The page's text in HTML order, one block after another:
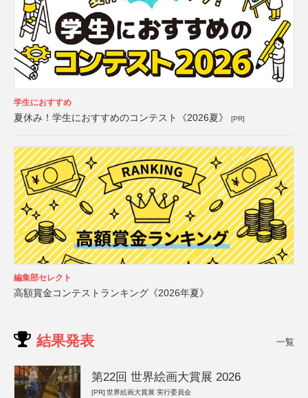
学生におすすめ
夏休み！学生におすすめのコンテスト《2026夏》 [PR]
編集部セレクト
高額賞金コンテストランキング《2026年夏》
結果発表 一覧
第22回 世界絵画大賞展 2026
[PR] 世界絵画大賞展 実行委員会